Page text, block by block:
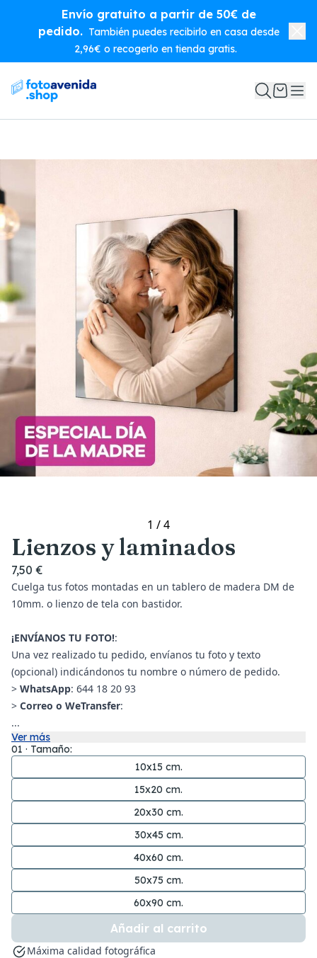
Envío gratuito a partir de 50€ de
pedido. También puedes recibirlo en casa desde
2,96€ o recogerlo en tienda gratis.
1 /4
Lienzos y laminados
7,50 €
Cuelga tus fotos montadas en un tablero de madera DM de
10mm. o lienzo de tela con bastidor.
¡ENVÍANOS TU FOTO!:
Una vez realizado tu pedido, envíanos tu foto y texto
(opcional) indicándonos tu nombre o número de pedido.
> WhatsApp: 644 18 20 93
> Correo o WeTransfer:
...
Ver más
01 · Tamaño:
10x15 cm.
15x20 cm.
20x30 cm.
30x45 cm.
40x60 cm.
50x75 cm.
60x90 cm.
Añadir al carrito
Máxima calidad fotográfica